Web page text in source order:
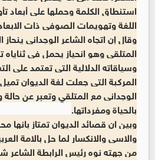
استنطاق الكلمة وحملها على أبعاد
اللغة وتهويمات الصوفي ذات
وقال إن اتجاه الشاعر الوجداني
المتلقي وهو انحياز يحمل في
وسياقاته الدلالية التي تعتمد
المركبة التي جعلت لغة الديوان
الوجداني مع المتلقي وتعبر عن
بالحياة ومفرداتها.
وبين ان قصائد الديوان تمتاز بانها
والاسى والانكسار لما حل بالامة
من جهته نوه رئيس الرابطة الشاعر